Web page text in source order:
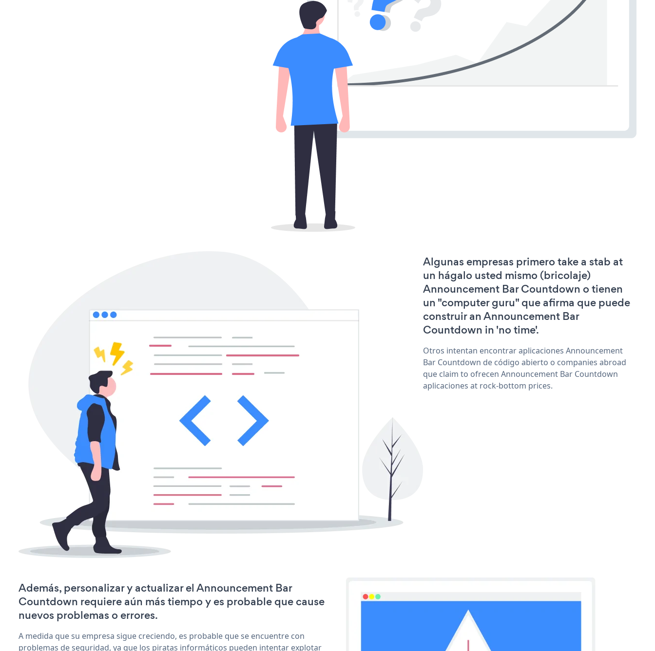
Algunas empresas primero take a stab at
un hágalo usted mismo (bricolaje)
Announcement Bar Countdown o tienen
un "computer guru" que afirma que puede
construir an Announcement Bar
Countdown in 'no time'.
Otros intentan encontrar aplicaciones Announcement
Bar Countdown de código abierto o companies abroad
que claim to ofrecen Announcement Bar Countdown
aplicaciones at rock-bottom prices.
Además, personalizar y actualizar el Announcement Bar
Countdown requiere aún más tiempo y es probable que cause
nuevos problemas o errores.
A medida que su empresa sigue creciendo, es probable que se encuentre con
problemas de seguridad, ya que los piratas informáticos pueden intentar explotar